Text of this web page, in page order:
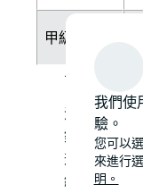
甲級寫字樓
商舖
澳門統計局
銷售總值共
升53.0%，
總銷售額回
我們使
驗。
您可以
來進行
明。